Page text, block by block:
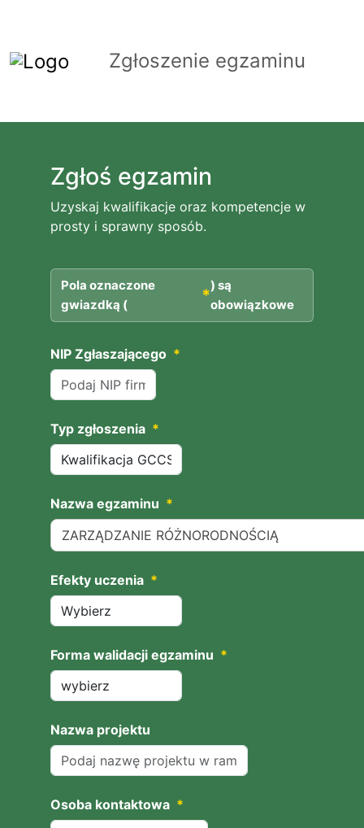
Zgłoszenie egzaminu
Zgłoś egzamin
Uzyskaj kwalifikacje oraz kompetencje w
prosty i sprawny sposób.
Pola oznaczone
gwiazdką (
*
) są
obowiązkowe
NIP Zgłaszającego *
Typ zgłoszenia *
Nazwa egzaminu *
ZARZĄDZANIE RÓŻNORODNOŚCIĄ
Efekty uczenia *
Forma walidacji egzaminu *
Nazwa projektu
Osoba kontaktowa *